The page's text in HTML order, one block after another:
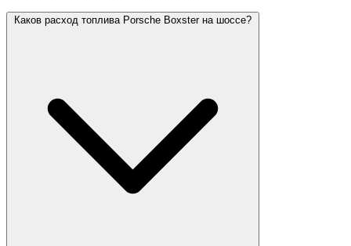
Каков расход топлива Porsche Boxster на шоссе?